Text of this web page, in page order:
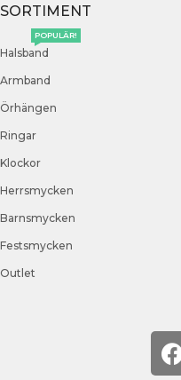
SORTIMENT
Halsband
POPULÄR!
Armband
Örhängen
Ringar
Klockor
Herrsmycken
Barnsmycken
Festsmycken
Outlet